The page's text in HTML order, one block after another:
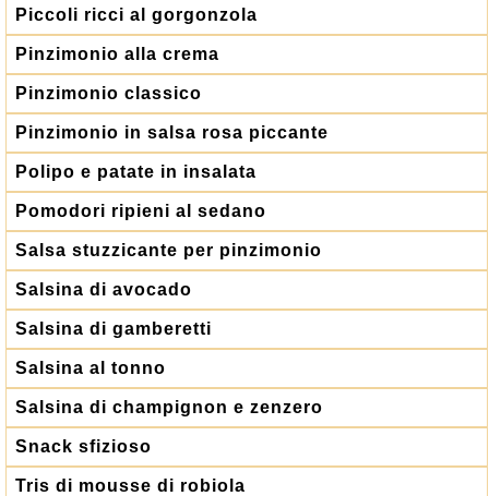
Piccoli ricci al gorgonzola
Pinzimonio alla crema
Pinzimonio classico
Pinzimonio in salsa rosa piccante
Polipo e patate in insalata
Pomodori ripieni al sedano
Salsa stuzzicante per pinzimonio
Salsina di avocado
Salsina di gamberetti
Salsina al tonno
Salsina di champignon e zenzero
Snack sfizioso
Tris di mousse di robiola